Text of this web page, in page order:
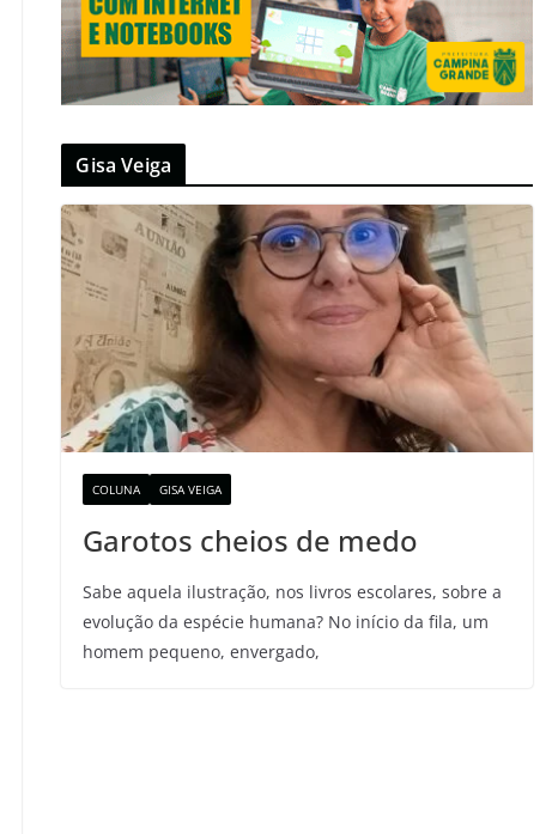
Gisa Veiga
COLUNA GISA VEIGA
Garotos cheios de medo
Sabe aquela ilustração, nos livros escolares, sobre a
evolução da espécie humana? No início da fila, um
homem pequeno, envergado,